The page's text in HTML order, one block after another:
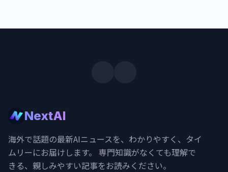
NextAI
海外で話題の最新AIニュースを、わかりやすく、タイ
ムリーにお届けします。 専門知識がなくても理解で
きる、親しみやすい記事をお読みください。